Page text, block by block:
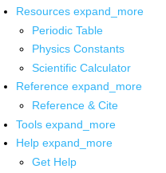
Resources expand_more
Periodic Table
Physics Constants
Scientific Calculator
Reference expand_more
Reference & Cite
Tools expand_more
Help expand_more
Get Help